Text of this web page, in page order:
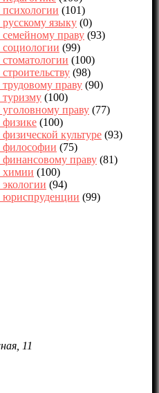
(101)
языку (0)
праву (93)
(99)
(100)
(98)
праву (90)
(100)
праву (77)
физике (100)
культуре (93)
философии (75)
праву (81)
химии (100)
(94)
юриспруденции (99)
11